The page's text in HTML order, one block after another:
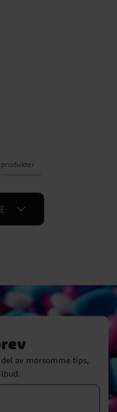
produkter
av morsomme tips,